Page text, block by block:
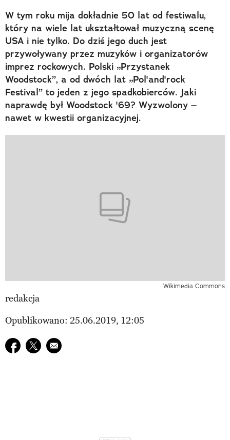
W tym roku mija dokładnie 50 lat od festiwalu,
który na wiele lat ukształtował muzyczną scenę
USA i nie tylko. Do dziś jego duch jest
przywoływany przez muzyków i organizatorów
imprez rockowych. Polski „Przystanek
Woodstock”, a od dwóch lat „Pol'and'rock
Festival” to jeden z jego spadkobierców. Jaki
naprawdę był Woodstock '69? Wyzwolony –
nawet w kwestii organizacyjnej.
Wikimedia Commons
redakcja
Opublikowano: 25.06.2019, 12:05
Udostępnij na facebook
Udostępnij na twitter
E-mail do przyjaciela